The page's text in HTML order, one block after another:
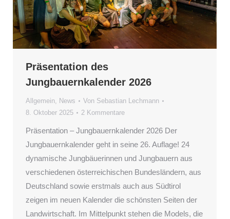
Präsentation des
Jungbauernkalender 2026
Allgemein, News Von Sebastian Lechmann
8. Oktober 2025
2 Kommentare
Präsentation – Jungbauernkalender 2026 Der
Jungbauernkalender geht in seine 26. Auflage! 24
dynamische Jungbäuerinnen und Jungbauern aus
verschiedenen österreichischen Bundesländern, aus
Deutschland sowie erstmals auch aus Südtirol
zeigen im neuen Kalender die schönsten Seiten der
Landwirtschaft. Im Mittelpunkt stehen die Models, die